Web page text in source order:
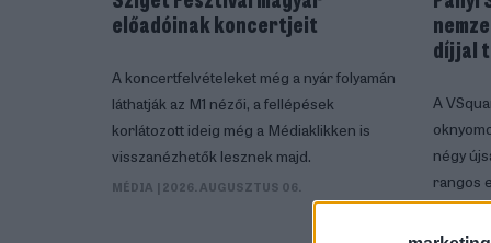
előadóinak koncertjeit
A koncertfelvételeket még a nyár folyamán
láthatják az M1 nézői, a fellépések
korlátozott ideig még a Médiaklikken is
visszanézhetők lesznek majd.
MÉDIA | 2026. AUGUSZTUS 06.
díjjal
A
négy
rangos